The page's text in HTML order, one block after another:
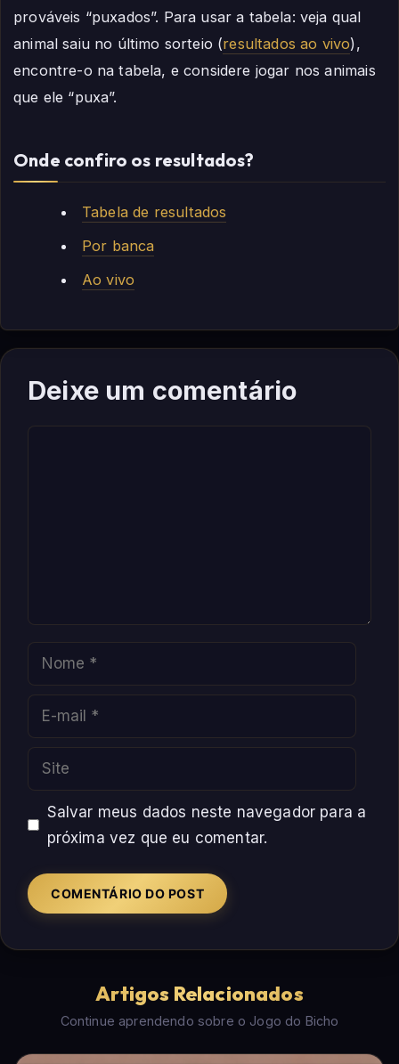
prováveis “puxados”. Para usar a tabela: veja qual
animal saiu no último sorteio (resultados ao vivo),
encontre-o na tabela, e considere jogar nos animais
que ele “puxa”.
Onde confiro os resultados?
Tabela de resultados
Por banca
Ao vivo
Deixe um comentário
Nome
Site
Salvar meus dados neste navegador para a
próxima vez que eu comentar.
Artigos Relacionados
Continue aprendendo sobre o Jogo do Bicho